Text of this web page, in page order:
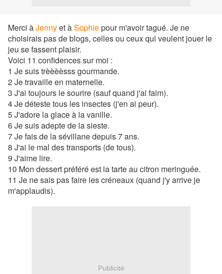
Merci àJennyet àSophiepour m'avoir tagué. Je ne
choisirais pas de blogs, celles ou ceux qui veulent jouer le
jeu se fassent plaisir.
Voici 11 confidences sur moi :
1 Je suis trèèèèsss gourmande.
2 Je travaille en maternelle.
3 J'ai toujours le sourire (sauf quand j'ai faim).
4 Je déteste tous les insectes (j'en ai peur).
5 J'adore la glace à la vanille.
6 Je suis adepte de la sieste.
7 Je fais de la sévillane depuis 7 ans.
8 J'ai le mal des transports (de tous).
9 J'aime lire.
10 Mon dessert préféré est la tarte au citron meringuée.
11 Je ne sais pas faire les créneaux (quand j'y arrive je
m'applaudis).
Publicité